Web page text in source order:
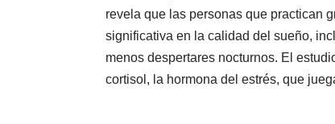
revela que las personas que practican
significativa en la calidad del sueño,
menos despertares nocturnos. El
cortisol, la hormona del estrés, que